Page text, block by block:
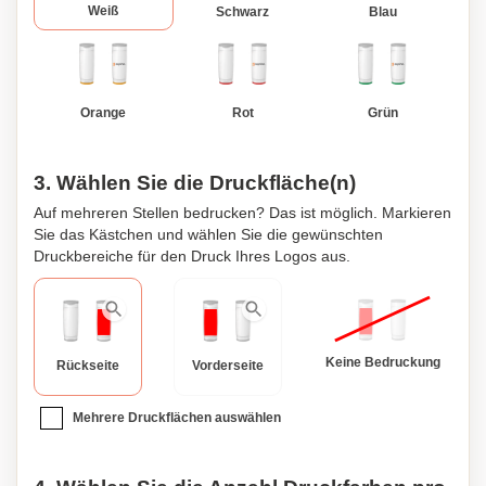
Weiß Schwarz Blau
Orange Rot Grün
3. Wählen Sie die Druckfläche(n)
Auf mehreren Stellen bedrucken? Das ist möglich. Markieren
Sie das Kästchen und wählen Sie die gewünschten
Druckbereiche für den Druck Ihres Logos aus.
Rückseite Vorderseite Keine Bedruckung
Mehrere Druckflächen auswählen